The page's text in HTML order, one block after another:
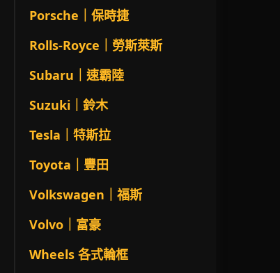
Porsche｜保時捷
Rolls-Royce｜勞斯萊斯
Subaru｜速霸陸
Suzuki｜鈴木
Tesla｜特斯拉
Toyota｜豐田
Volkswagen｜福斯
Volvo｜富豪
Wheels 各式輪框